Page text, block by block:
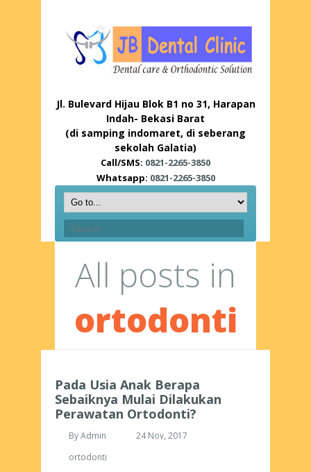
Jl. Bulevard Hijau Blok B1 no 31, Harapan
Indah- Bekasi Barat
(di samping indomaret, di seberang
sekolah Galatia)
Call/SMS: 0821-2265-3850
Whatsapp: 0821-2265-3850
All posts in
ortodonti
Pada Usia Anak Berapa
Sebaiknya Mulai Dilakukan
Perawatan Ortodonti?
ByAdmin
24 Nov, 2017
ortodonti